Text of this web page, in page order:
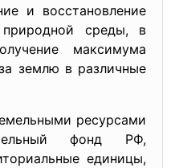
и восстановление
среды, в
максимума
землю в различные
ресурсами
фонд РФ,
единицы,